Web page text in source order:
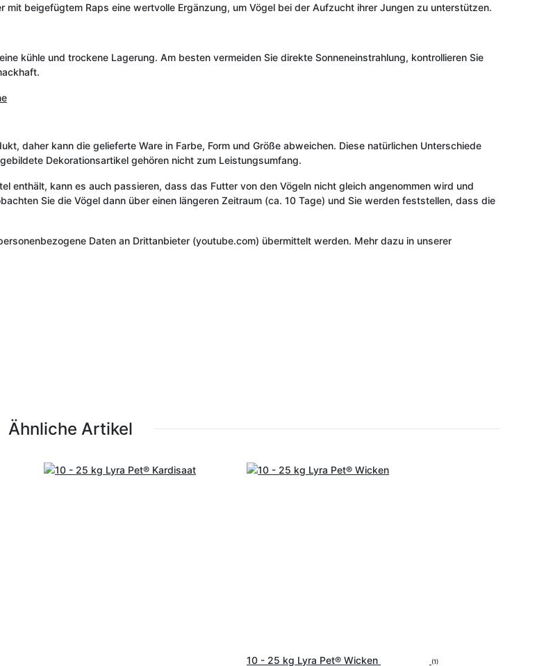
beigefügtem Raps eine wertvolle Ergänzung, um Vögel bei der Aufzucht ihrer Jungen zu unterstützen.
kühle und trockene Lagerung. Am besten vermeiden Sie direkte Sonneneinstrahlung, kontrollieren Sie
daher kann die gelieferte Ware in Farbe, Form und Größe abweichen. Diese natürlichen Unterschiede
Dekorationsartikel gehören nicht zum Leistungsumfang.
enthält, kann es auch passieren, dass das Futter von den Vögeln nicht gleich angenommen wird und
Sie die Vögel dann über einen längeren Zeitraum (ca. 10 Tage) und Sie werden feststellen, dass die
Daten an Drittanbieter (youtube.com) übermittelt werden. Mehr dazu in unserer
Ähnliche Artikel
10 - 25 kg Lyra Pet® Wicken (1)